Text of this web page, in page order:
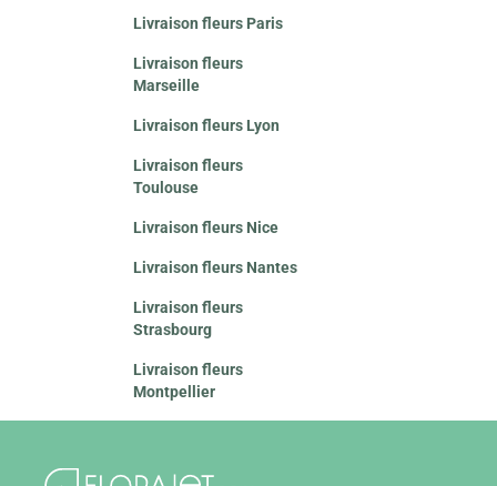
Livraison fleurs Paris
Livraison fleurs
Marseille
Livraison fleurs Lyon
Livraison fleurs
Toulouse
Livraison fleurs Nice
Livraison fleurs Nantes
Livraison fleurs
Strasbourg
Livraison fleurs
Montpellier